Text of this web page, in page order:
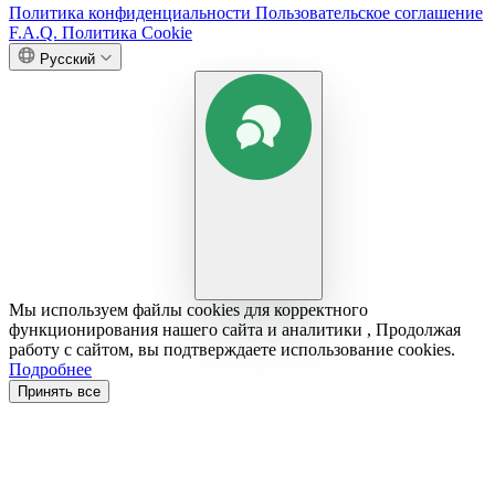
Политика конфиденциальности Пользовательское соглашение
F.A.Q. Политика Cookie
Русский
Мы используем файлы cookies для корректного
функционирования нашего сайта и аналитики , Продолжая
работу с сайтом, вы подтверждаете использование cookies.
Подробнее
Принять все